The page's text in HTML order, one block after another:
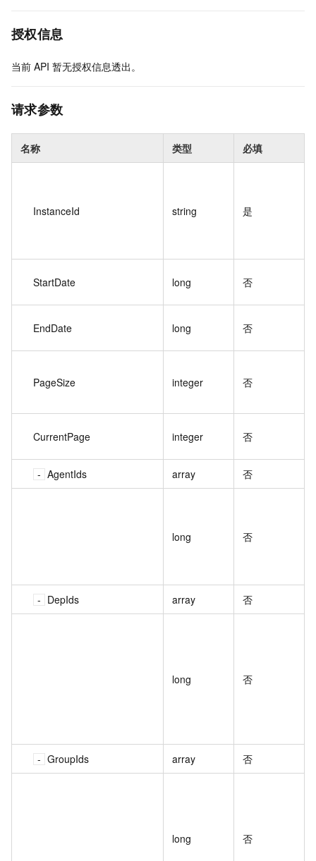
授权信息
当前 API 暂无授权信息透出。
请求参数
名称 类型 必填
InstanceId string 是
StartDate long 否
EndDate long 否
PageSize integer 否
CurrentPage integer 否
AgentIds array 否
long 否
DepIds array 否
long 否
GroupIds array 否
long 否